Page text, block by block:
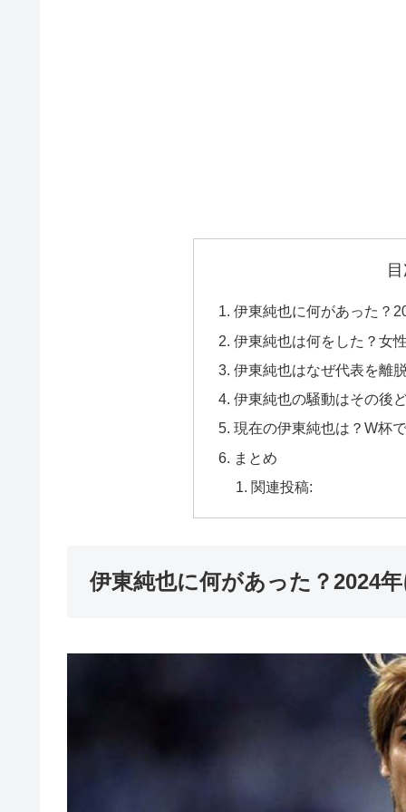
伊東純也に何があった？
伊東純也は何をした？女
伊東純也はなぜ代表を離
伊東純也の騒動はその後
現在の伊東純也は？W杯
まとめ
関連投稿:
伊東純也に何があった？2024